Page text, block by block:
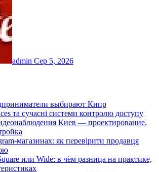
admin Сер 5, 2026
выбирают Кипр
та сучасні системи контролю доступу
Киев — проектирование,
магазинах: як перевірити продавця
или Wide: в чём разница на практике,